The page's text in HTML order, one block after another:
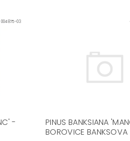
004875-03
-
PINUS BANKSIANA
BOROVICE BANKSOVA